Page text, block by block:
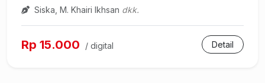
Siska, M. Khairi Ikhsan dkk.
Rp 15.000 / digital Detail